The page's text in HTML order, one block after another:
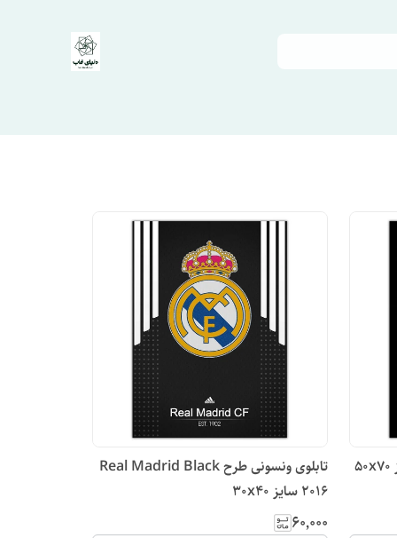
تابلوی ونسونی طرح Real Madrid Black
2016 سایز 30x40
۶۰٬۰۰۰